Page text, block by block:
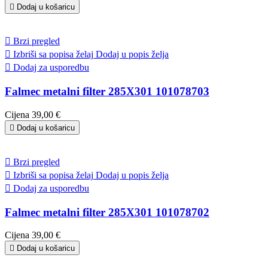
 Dodaj u košaricu
 Brzi pregled
 Izbriši sa popisa želaj Dodaj u popis želja
 Dodaj za usporedbu
Falmec metalni filter 285X301 101078703
Cijena 39,00 €
 Dodaj u košaricu
 Brzi pregled
 Izbriši sa popisa želaj Dodaj u popis želja
 Dodaj za usporedbu
Falmec metalni filter 285X301 101078702
Cijena 39,00 €
 Dodaj u košaricu